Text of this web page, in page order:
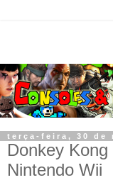
terça-feira, 30 de
Donkey
Nintendo Wii